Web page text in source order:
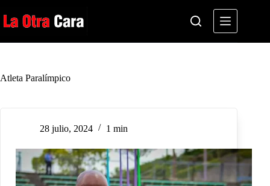
al
contenido
Atleta Paralímpico
28 julio, 2024 1 min